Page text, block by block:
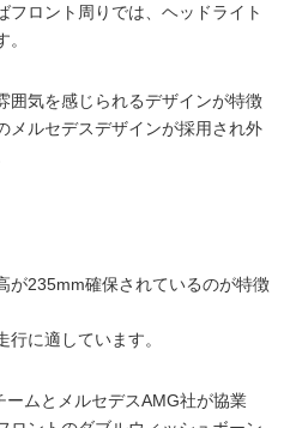
フロント周りでは、ヘッドライト
囲気を感じられるデザインが特徴
メルセデスデザインが採用され外
が235mm確保されているのが特徴
に適しています。
ムとメルセデスAMG社が協業